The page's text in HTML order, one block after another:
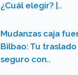
¿Cuál elegir? |..
Mudanzas caja
Bilbao: Tu traslado
seguro con..